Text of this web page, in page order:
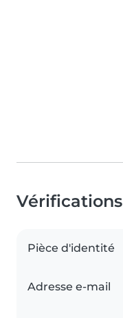
Vérifications
Pièce d'identité
Adresse e-mail